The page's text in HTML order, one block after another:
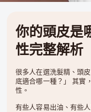
你的頭皮是
性完整解析
很多人在選洗髮精、頭
底適合哪一種？」 其實
性。
有些人容易出油、有些